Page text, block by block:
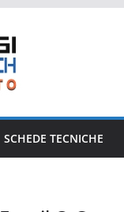
SCHEDE TECNICHE